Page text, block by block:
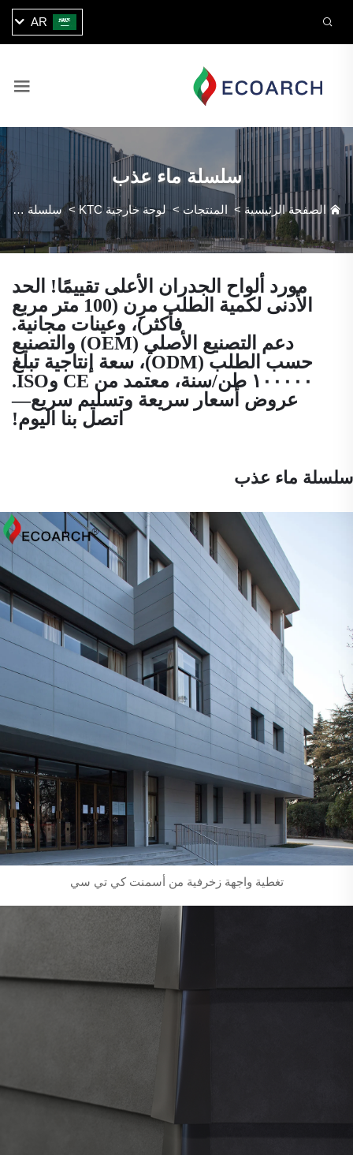
AR
سلسلة ماء عذب
الصفحة الرئيسية > المنتجات >لوحة خارجية KTC >سلسلة ماء عذب
مورد ألواح الجدران الأعلى تقييمًا! الحد
الأدنى لكمية الطلب مرِن (100 متر مربع
فأكثر)، وعينات مجانية.
دعم التصنيع الأصلي (OEM) والتصنيع
حسب الطلب (ODM)، سعة إنتاجية تبلغ
١٠٠٠٠٠ طن/سنة، معتمد من CE وISO.
عروض أسعار سريعة وتسليم سريع—
اتصل بنا اليوم!
سلسلة ماء عذب
تغطية واجهة زخرفية من أسمنت كي تي سي